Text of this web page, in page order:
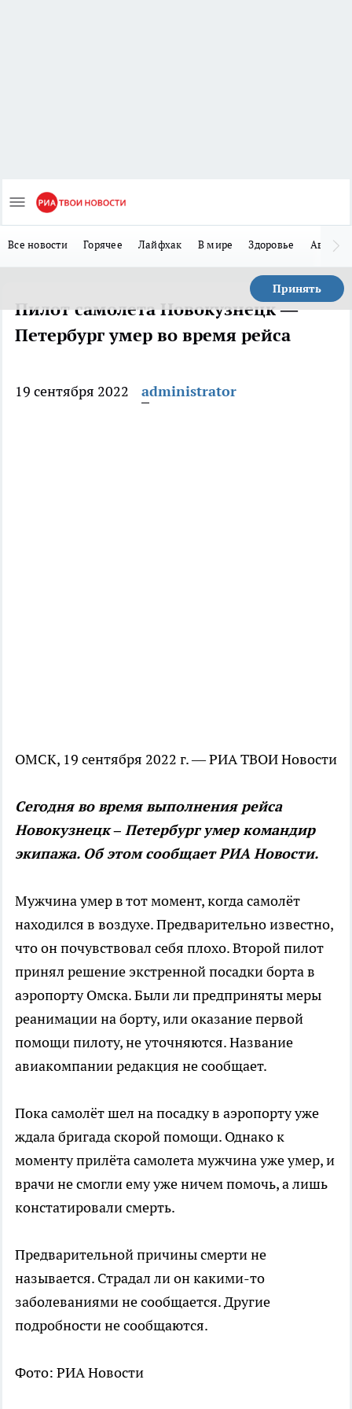
Все новости Горячее Лайфхак В мире Здоровье Авто
Принять
Пилот самолета Новокузнецк —
Петербург умер во время рейса
19 сентября 2022 administrator
ОМСК, 19 сентября 2022 г. — РИА ТВОИ Новости
Сегодня во время выполнения рейса
Новокузнецк – Петербург умер командир
экипажа. Об этом сообщает РИА Новости.
Мужчина умер в тот момент, когда самолёт
находился в воздухе. Предварительно известно,
что он почувствовал себя плохо. Второй пилот
принял решение экстренной посадки борта в
аэропорту Омска. Были ли предприняты меры
реанимации на борту, или оказание первой
помощи пилоту, не уточняются. Название
авиакомпании редакция не сообщает.
Пока самолёт шел на посадку в аэропорту уже
ждала бригада скорой помощи. Однако к
моменту прилёта самолета мужчина уже умер, и
врачи не смогли ему уже ничем помочь, а лишь
констатировали смерть.
Предварительной причины смерти не
называется. Страдал ли он какими-то
заболеваниями не сообщается. Другие
подробности не сообщаются.
Фото: РИА Новости